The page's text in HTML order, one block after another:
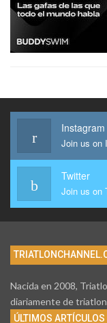
Instagram
Join us on
Twitter
Join us on
Nacida en 2008,
diariamente de triatlon
ÚLTIMOS ARTÍCULOS